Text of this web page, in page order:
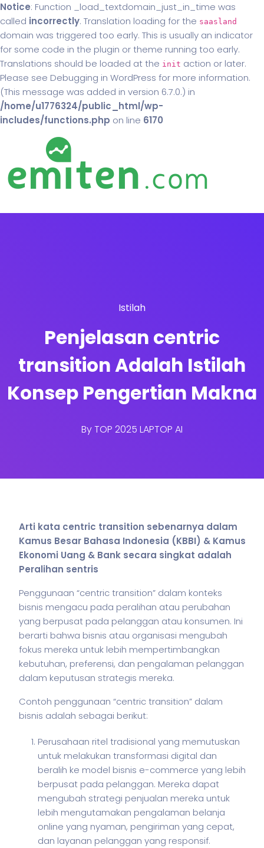
Notice: Function _load_textdomain_just_in_time was
called incorrectly. Translation loading for the saasland
domain was triggered too early. This is usually an indicator
for some code in the plugin or theme running too early.
Translations should be loaded at the init action or later.
Please see Debugging in WordPress for more information.
(This message was added in version 6.7.0.) in
/home/u1776324/public_html/wp-
includes/functions.php on line 6170
Istilah
Penjelasan centric
transition Adalah Istilah
Konsep Pengertian Makna
ByTOP 2025 LAPTOP AI
Arti kata centric transition sebenarnya dalam
Kamus Besar Bahasa Indonesia (KBBI) & Kamus
Ekonomi Uang & Bank secara singkat adalah
Peralihan sentris
Penggunaan “centric transition” dalam konteks
bisnis mengacu pada peralihan atau perubahan
yang berpusat pada pelanggan atau konsumen. Ini
berarti bahwa bisnis atau organisasi mengubah
fokus mereka untuk lebih mempertimbangkan
kebutuhan, preferensi, dan pengalaman pelanggan
dalam keputusan strategis mereka.
Contoh penggunaan “centric transition” dalam
bisnis adalah sebagai berikut:
Perusahaan ritel tradisional yang memutuskan
untuk melakukan transformasi digital dan
beralih ke model bisnis e-commerce yang lebih
berpusat pada pelanggan. Mereka dapat
mengubah strategi penjualan mereka untuk
lebih mengutamakan pengalaman belanja
online yang nyaman, pengiriman yang cepat,
dan layanan pelanggan yang responsif.